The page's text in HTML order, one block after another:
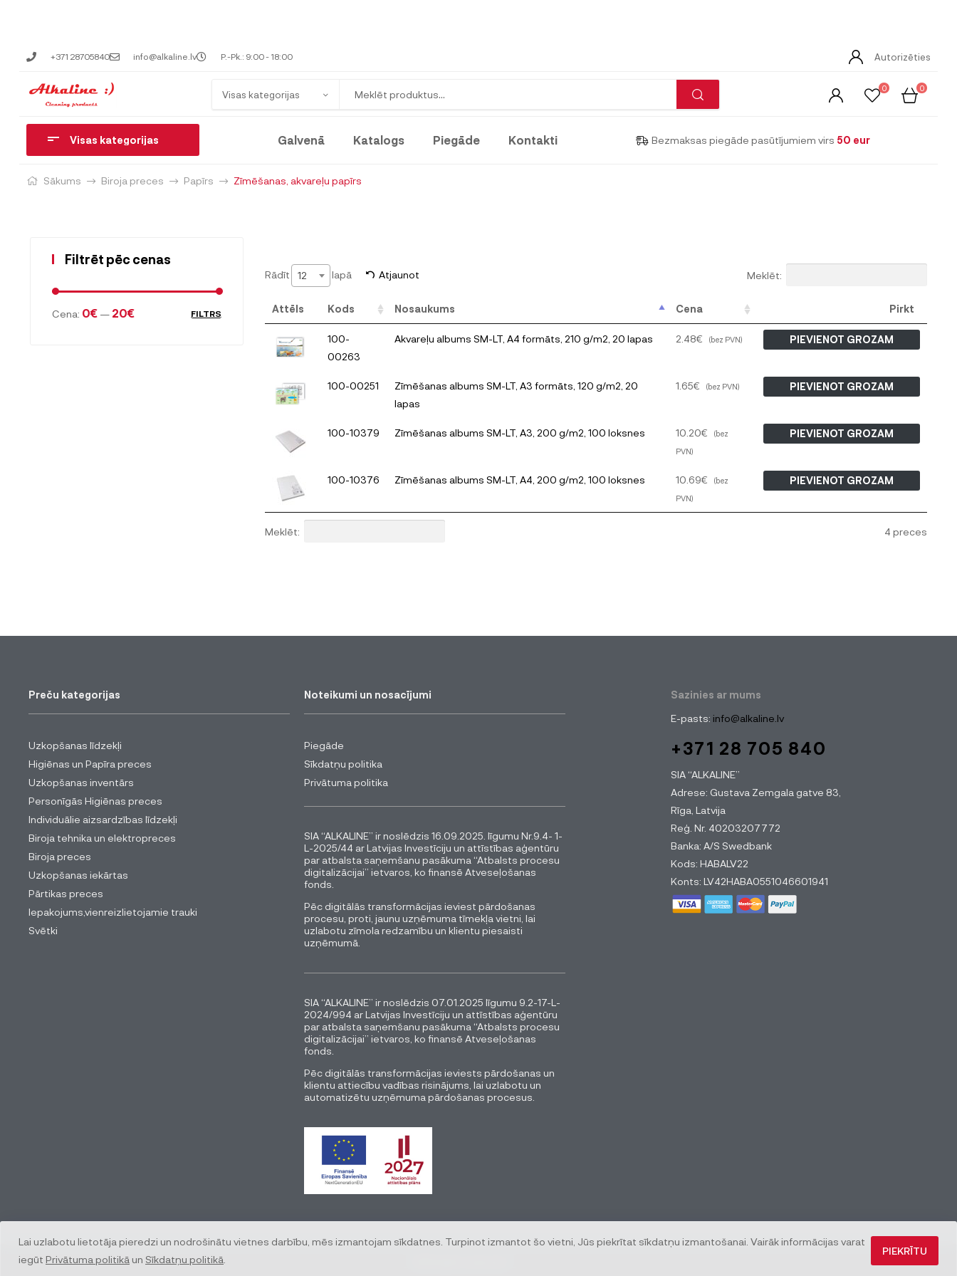
+371 28705840 info@alkaline.lv P.-Pk.: 9:00 - 18:00 Autorizēties
Visas kategorijas
0 0
Visas kategorijas Galvenā Katalogs Piegāde Kontakti Bezmaksas piegāde pasūtījumiem virs 50 eur
Sākums Biroja preces Papīrs Zīmēšanas, akvareļu papīrs
Rādīt 12 lapā Atjaunot Meklēt:
Attēls Kods Nosaukums Cena Pirkt
100-
00263
Akvareļu albums SM-LT, A4 formāts, 210 g/m2, 20 lapas 2.48€ (bez PVN) PIEVIENOT GROZAM
100-00251
Zīmēšanas albums SM-LT, A3 formāts, 120 g/m2, 20
lapas
1.65€ (bez PVN) PIEVIENOT GROZAM
100-10379 Zīmēšanas albums SM-LT, A3, 200 g/m2, 100 loksnes 10.20€
(bez
PVN)
PIEVIENOT GROZAM
100-10376 Zīmēšanas albums SM-LT, A4, 200 g/m2, 100 loksnes 10.69€
(bez
PVN)
PIEVIENOT GROZAM
Meklēt: 4 preces
Filtrēt pēc cenas
FILTRS
Cena: 0€ — 20€
Lai uzlabotu lietotāja pieredzi un nodrošinātu vietnes darbību, mēs izmantojam sīkdatnes. Turpinot izmantot šo vietni, Jūs piekrītat sīkdatņu izmantošanai. Vairāk informācijas varat
iegūt Privātuma politikā un Sīkdatņu politikā
PIEKRĪTU
Preču kategorijas
Uzkopšanas līdzekļi
Higiēnas un Papīra preces
Uzkopšanas inventārs
Personīgās Higiēnas preces
Individuālie aizsardzības līdzekļi
Biroja tehnika un elektropreces
Biroja preces
Uzkopšanas iekārtas
Pārtikas preces
Iepakojums,vienreizlietojamie trauki
Svētki
Noteikumi un nosacījumi
Piegāde
Sīkdatņu politika
Privātuma politika
SIA “ALKALINE” ir noslēdzis 16.09.2025. līgumu Nr.9.4- 1-
L-2025/44 ar Latvijas Investīciju un attīstības aģentūru
par atbalsta saņemšanu pasākuma “Atbalsts procesu
digitalizācijai” ietvaros, ko finansē Atveseļošanas
fonds.
Pēc digitālās transformācijas ieviest pārdošanas
procesu, proti, jaunu uzņēmuma tīmekļa vietni, lai
uzlabotu zīmola redzamību un klientu piesaisti
uzņēmumā.
SIA “ALKALINE” ir noslēdzis 07.01.2025 līgumu 9.2-17-L-
2024/994 ar Latvijas Investīciju un attīstības aģentūru
par atbalsta saņemšanu pasākuma “Atbalsts procesu
digitalizācijai” ietvaros, ko finansē Atveseļošanas
fonds.
Pēc digitālās transformācijas ieviests pārdošanas un
klientu attiecību vadības risinājums, lai uzlabotu un
automatizētu uzņēmuma pārdošanas procesus.
Sazinies ar mums
E-pasts: info@alkaline.lv
+371 28 705 840
SIA “ALKALINE”
Adrese: Gustava Zemgala gatve 83,
Rīga, Latvija
Reģ. Nr. 40203207772
Banka: A/S Swedbank
Kods: HABALV22
Konts: LV42HABA0551046601941